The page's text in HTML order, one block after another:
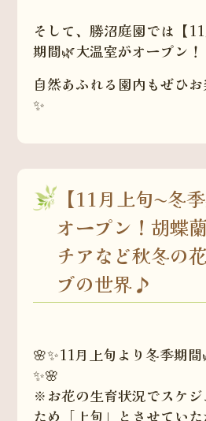
そして、勝沼庭園では【
期間🌿大温室がオープン！
自然あふれる園内もぜひ
✨
【11月上旬〜冬
オープン！胡蝶
チアなど秋冬の
ブの世界♪
🌸✨11月上旬より冬季期
✨🌸
※お花の生育状況でスケジ
ため「上旬」とさせていた